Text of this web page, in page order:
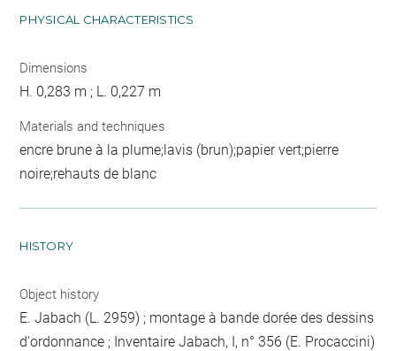
PHYSICAL CHARACTERISTICS
Dimensions
H. 0,283 m ; L. 0,227 m
Materials and techniques
encre brune à la plume;lavis (brun);papier vert;pierre
noire;rehauts de blanc
HISTORY
Object history
E. Jabach (L. 2959) ; montage à bande dorée des dessins
d'ordonnance ; Inventaire Jabach, I, n° 356 (E. Procaccini)